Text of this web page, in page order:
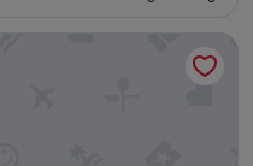
de
58 €